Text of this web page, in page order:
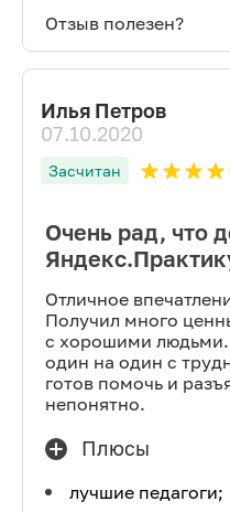
Отзыв полезен?
Илья Петров
07.10.2020
Засчитан
Очень рад, что
Отличное
Получил много
с хорошими людьми.
один на один с
готов помочь и
непонятно.
Плюсы
лучшие педагоги;